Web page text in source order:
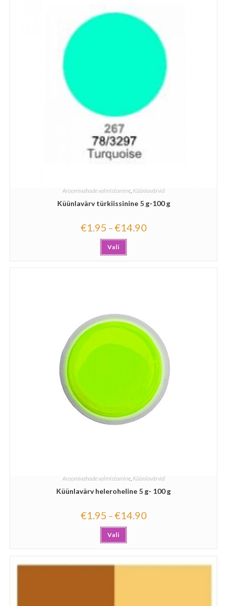
Aroomivahade valmistamine Küünlavärvid
Küünlavärv türkiissinine 5 g-100 g
€1.95 –€14.90
Vali
Aroomivahade valmistamine, Küünlavärvid
Küünlavärv heleroheline 5 g- 100 g
€1.95 –€14.90
Vali